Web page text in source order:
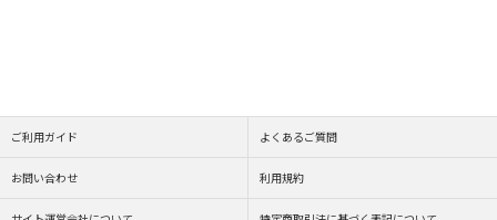
ご利用ガイド よくあるご質問
お問い合わせ 利用規約